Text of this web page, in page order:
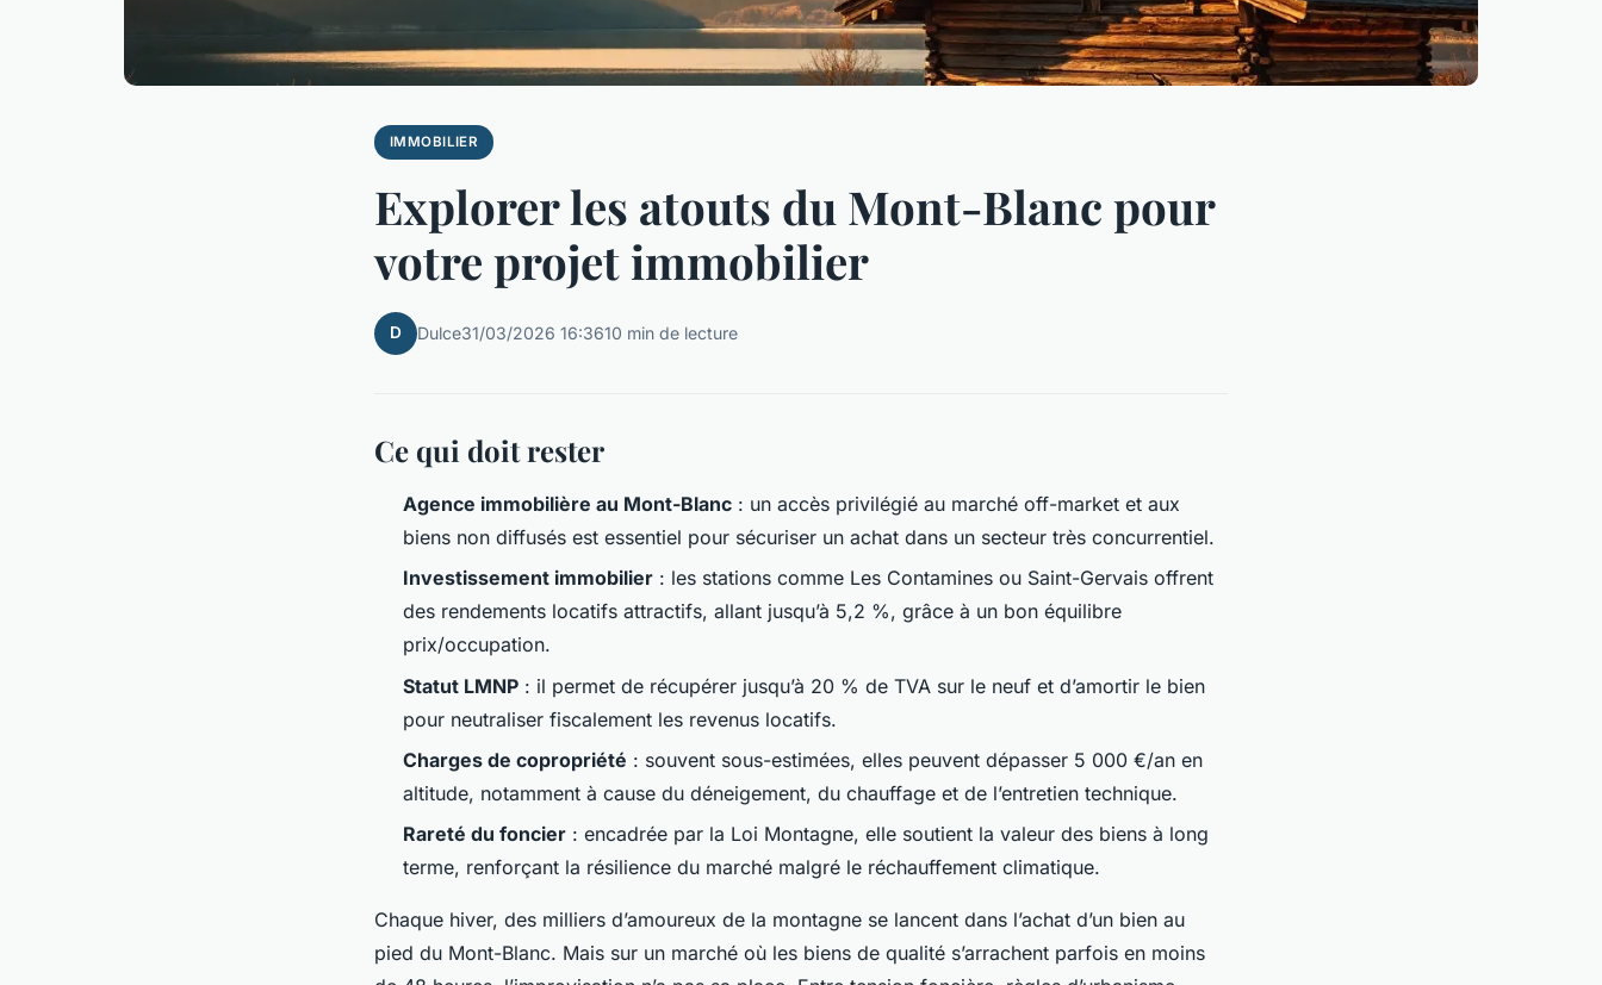
IMMOBILIER
Explorer les atouts du Mont-Blanc pour
votre projet immobilier
D Dulce31/03/2026 16:3610 min de lecture
Ce qui doit rester
Agence immobilière au Mont-Blanc : un accès privilégié au marché off-market et aux
biens non diffusés est essentiel pour sécuriser un achat dans un secteur très concurrentiel.
Investissement immobilier : les stations comme Les Contamines ou Saint-Gervais offrent
des rendements locatifs attractifs, allant jusqu’à 5,2 %, grâce à un bon équilibre
prix/occupation.
Statut LMNP : il permet de récupérer jusqu’à 20 % de TVA sur le neuf et d’amortir le bien
pour neutraliser fiscalement les revenus locatifs.
Charges de copropriété : souvent sous-estimées, elles peuvent dépasser 5 000 €/an en
altitude, notamment à cause du déneigement, du chauffage et de l’entretien technique.
Rareté du foncier : encadrée par la Loi Montagne, elle soutient la valeur des biens à long
terme, renforçant la résilience du marché malgré le réchauffement climatique.
Chaque hiver, des milliers d’amoureux de la montagne se lancent dans l’achat d’un bien au
pied du Mont-Blanc. Mais sur un marché où les biens de qualité s’arrachent parfois en moins